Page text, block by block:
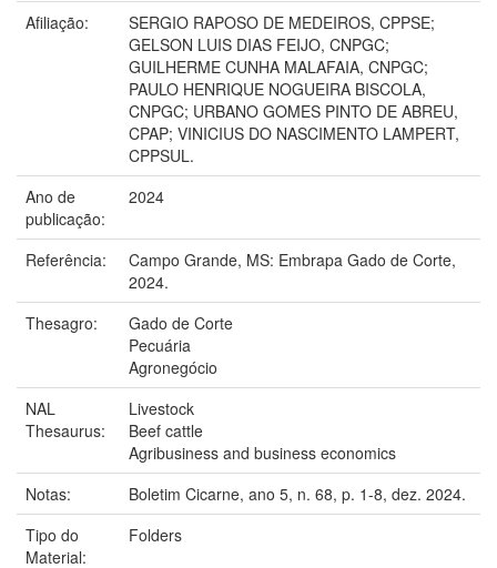
Afiliação:
SERGIO RAPOSO DE MEDEIROS, CPPSE;
GELSON LUIS DIAS FEIJO, CNPGC;
GUILHERME CUNHA MALAFAIA, CNPGC;
PAULO HENRIQUE NOGUEIRA BISCOLA,
CNPGC; URBANO GOMES PINTO DE ABREU,
CPAP; VINICIUS DO NASCIMENTO LAMPERT,
CPPSUL.
Ano de
publicação:
2024
Referência:
Campo Grande, MS: Embrapa Gado de Corte,
2024.
Thesagro:
Gado de Corte
Pecuária
Agronegócio
NAL
Thesaurus:
Livestock
Beef cattle
Agribusiness and business economics
Notas:
Boletim Cicarne, ano 5, n. 68, p. 1-8, dez. 2024.
Tipo do
Material:
Folders